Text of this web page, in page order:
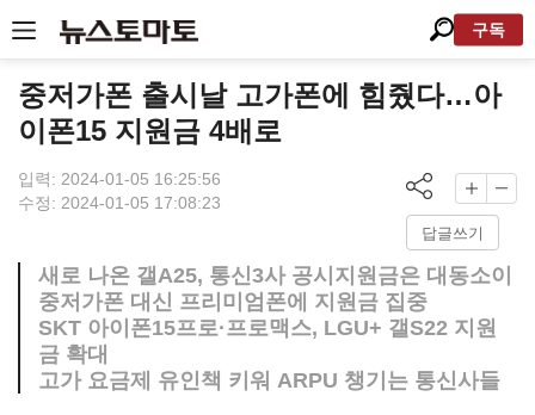
구독
중저가폰 출시날 고가폰에 힘줬다…아
이폰15 지원금 4배로
입력: 2024-01-05 16:25:56
수정: 2024-01-05 17:08:23
답글쓰기
새로 나온 갤A25, 통신3사 공시지원금은 대동소이
중저가폰 대신 프리미엄폰에 지원금 집중
SKT 아이폰15프로·프로맥스, LGU+ 갤S22 지원
금 확대
고가 요금제 유인책 키워 ARPU 챙기는 통신사들